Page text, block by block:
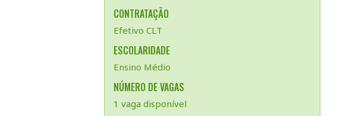
CONTRATAÇÃO
Efetivo CLT
ESCOLARIDADE
Ensino Médio
NÚMERO DE VAGAS
1 vaga disponível